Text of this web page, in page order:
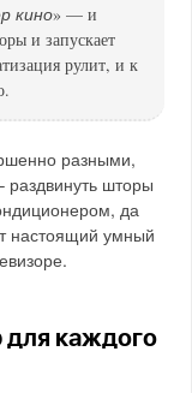
кино» — и
и запускает
рулит, и к
разными,
раздвинуть шторы
да
настоящий умный
для каждого